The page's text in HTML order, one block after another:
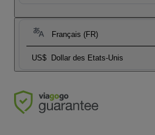
Français (FR)
US$ Dollar des Etats-Unis